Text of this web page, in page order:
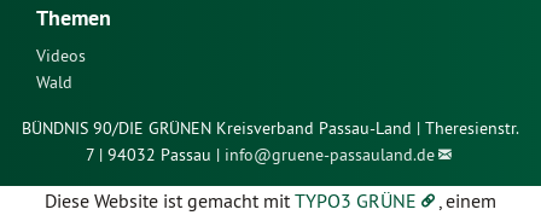
Themen
Videos
Wald
BÜNDNIS 90/DIE GRÜNEN Kreisverband Passau-Land | Theresienstr.
7 | 94032 Passau | info@gruene-passauland.de
Diese Website ist gemacht mitTYPO3 GRÜNE , einem